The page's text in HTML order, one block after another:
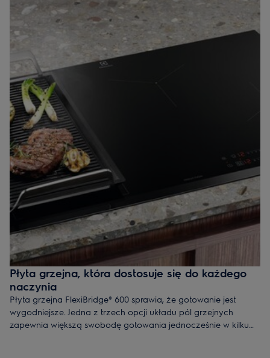
Płyta grzejna, która dostosuje się do każdego
naczynia
Płyta grzejna FlexiBridge® 600 sprawia, że gotowanie jest
wygodniejsze. Jedna z trzech opcji układu pól grzejnych
zapewnia większą swobodę gotowania jednocześnie w kilku